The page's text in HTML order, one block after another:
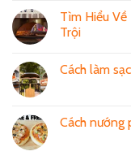
Tìm Hiểu
Trội
Cách làm
Cách nướng